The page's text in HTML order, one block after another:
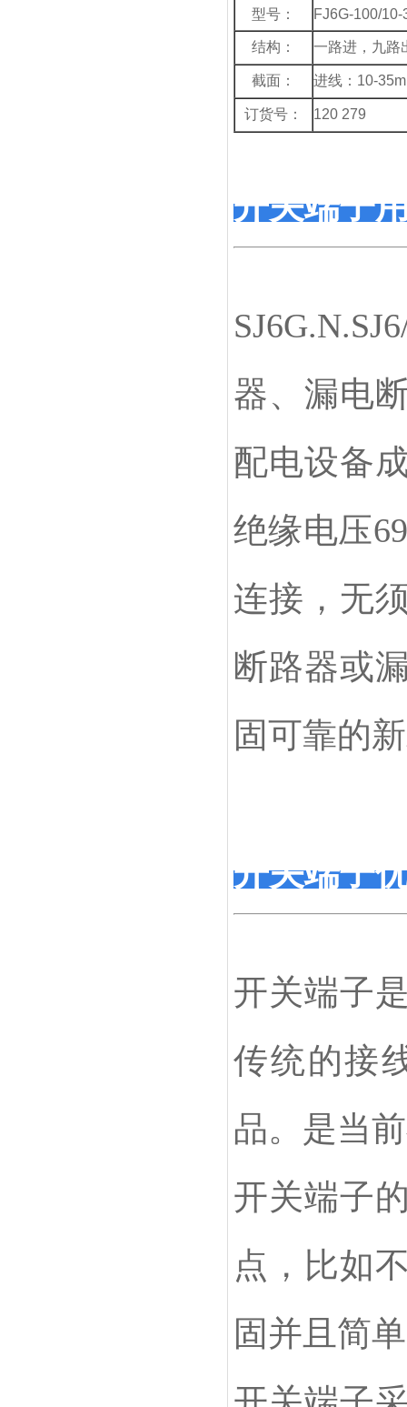
型号： FJ6G-100/10-
结构： 一路进，九路
截面： 进线：10-
订货号： 120 279
开关端子
器、漏电
配电设备
绝缘电压
连接，无
断路器或
固可靠的
开关端子
开关端子
传统的接
品。是当
开关端子
点，比如
固并且简